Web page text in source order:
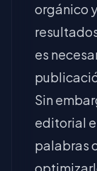
orgánico
es
Sin
editorial
palabras